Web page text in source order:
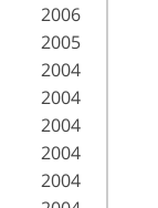
2006 "רוח דרומית", ספריה עירונית ב"ש
2005 "רואים דמיון", ספריה עירונית ב"ש
2004 "אור וצבע", ספריה עירונית ב"ש
2004 "מציורי קטלוג 2004", יד לבנים ב"ש
2004 "ימי ציור בטבע", ספריה עירונית ב"ש
2004 "עלה של זית", גלריה "באר-צבע", ב"ש
2004 "עלה של זית", גלריה קסטרה, חיפה